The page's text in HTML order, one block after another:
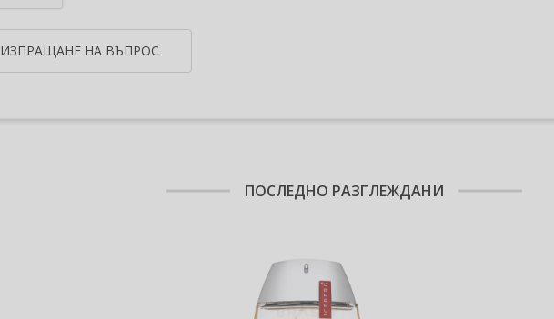
ИЗПРАЩАНЕ НА ВЪПРОС
ПОСЛЕДНО РАЗГЛЕЖДАНИ